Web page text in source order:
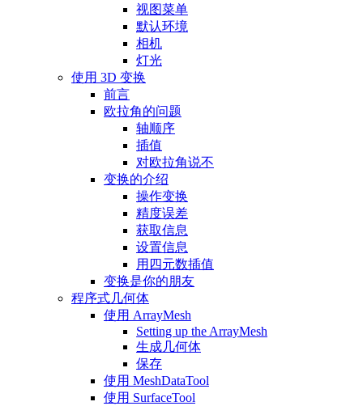
视图菜单
默认环境
相机
灯光
使用 3D 变换
前言
欧拉角的问题
轴顺序
插值
对欧拉角说不
变换的介绍
操作变换
精度误差
获取信息
设置信息
用四元数插值
变换是你的朋友
程序式几何体
使用 ArrayMesh
Setting up the ArrayMesh
生成几何体
保存
使用 MeshDataTool
使用 SurfaceTool